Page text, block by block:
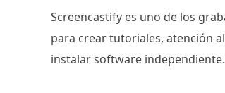
Screencastify es uno de los
para crear tutoriales, atención
instalar software independiente.